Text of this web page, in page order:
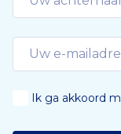
Ik ga akkoord